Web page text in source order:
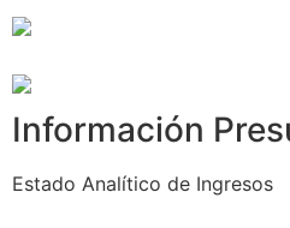
Información
Estado Analítico de Ingresos